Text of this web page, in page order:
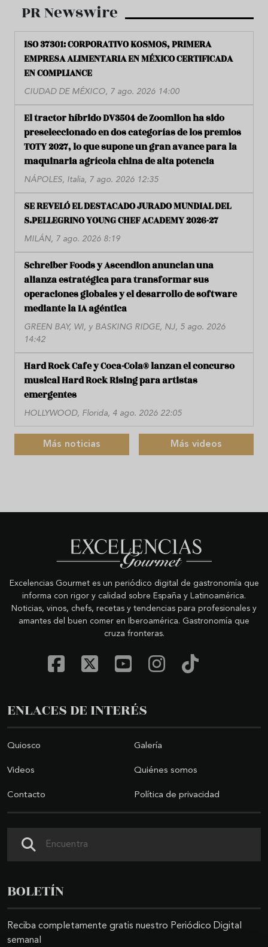
PR Newswire
ISO 37301: CORPORATIVO KOSMOS, PRIMERA
EMPRESA ALIMENTARIA EN MÉXICO CERTIFICADA
EN COMPLIANCE
CIUDAD DE MÉXICO, 7 ago. 2026 14:00
El tractor híbrido DV3504 de Zoomlion ha sido
preseleccionado en dos categorías de los premios
TOTY 2027, lo que supone un gran avance para la
maquinaria agrícola china de alta potencia
NÁPOLES, Italia, 7 ago. 2026 12:35
SE REVELÓ EL DESTACADO JURADO MUNDIAL DEL
S.PELLEGRINO YOUNG CHEF ACADEMY 2026-27
MILÁN, 7 ago. 2026 8:19
Schreiber Foods y Ascendion anuncian una
alianza estratégica para transformar sus
operaciones globales y el desarrollo de software
mediante la IA agéntica
GREEN BAY, WI, y BASKING RIDGE, NJ, 5 ago. 2026
14:42
Hard Rock Cafe y Coca-Cola® lanzan el concurso
musical Hard Rock Rising para artistas
emergentes
HOLLYWOOD, Florida, 4 ago. 2026 22:05
Más noticias Más videos
Excelencias Gourmet es un periódico digital de gastronomía que
informa con rigor y calidad sobre España y Latinoamérica.
Noticias, vinos, chefs, recetas y tendencias para profesionales y
amantes del buen comer en Iberoamérica. Gastronomía que
cruza fronteras.
ENLACES DE INTERÉS
Quiosco Galería
Videos Quiénes somos
Contacto Política de privacidad
BOLETÍN
Reciba completamente gratis nuestro Periódico Digital
semanal